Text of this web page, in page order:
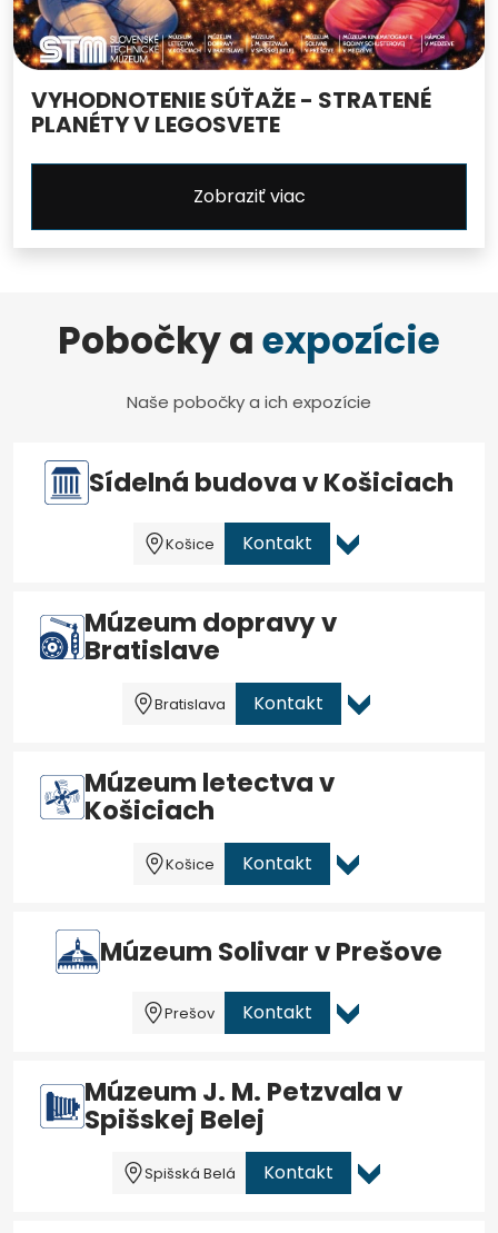
VYHODNOTENIE SÚŤAŽE - STRATENÉ
PLANÉTY V LEGOSVETE
Zobraziť viac
Pobočky aexpozície
Naše pobočky a ich expozície
Sídelná budova v Košiciach
Košice Kontakt
Múzeum dopravy v
Bratislave
Bratislava Kontakt
Múzeum letectva v
Košiciach
Košice Kontakt
Múzeum Solivar v Prešove
Prešov Kontakt
Múzeum J. M. Petzvala v
Spišskej Belej
Spišská Belá Kontakt